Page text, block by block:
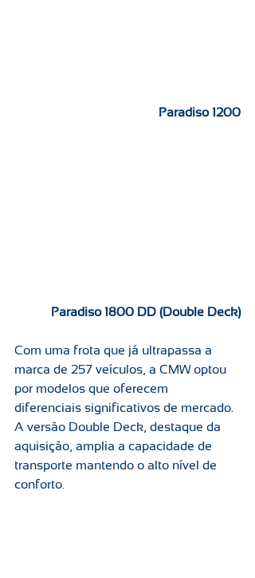
Paradiso 1200
Paradiso 1800 DD (Double Deck)
Com uma frota que já ultrapassa a
marca de 257 veículos, a CMW optou
por modelos que oferecem
diferenciais significativos de mercado.
A versão Double Deck, destaque da
aquisição, amplia a capacidade de
transporte mantendo o alto nível de
conforto.